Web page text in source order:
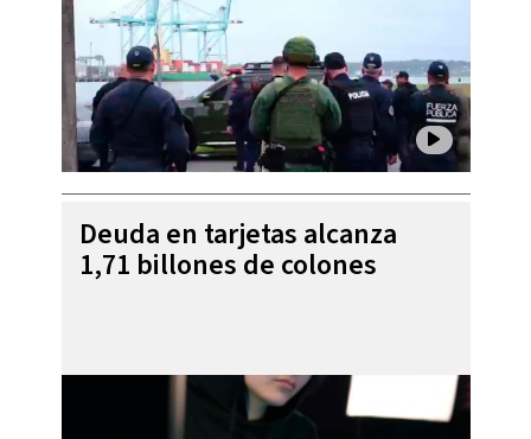
Deuda en tarjetas alcanza
1,71 billones de colones